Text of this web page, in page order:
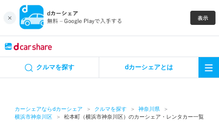
クルマを探す dカーシェアとは
カーシェアならdカーシェア クルマを探す
神奈川県
横浜市神奈川区
松本町（横浜市神奈川区）のカーシェア・レンタカー一覧
カーシェア